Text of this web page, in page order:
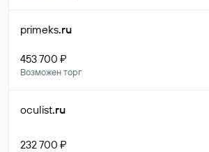
primeks.ru
453 700 ₽
Возможен торг
oculist.ru
232 700 ₽